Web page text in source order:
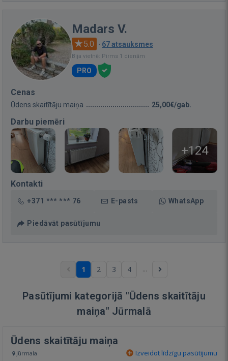
Madars V.
5.0 · 67 atsauksmes
Bija vietnē: Pirms 1 dienām
PRO
Cenas
Ūdens skaitītāju maiņa 25,00€/gab.
Darbu piemēri
+124
Kontakti
+371 *** *** 76 E-pasts WhatsApp
Piedāvāt pasūtījumu
1 2 3 4 ...
Pasūtījumi kategorijā "Ūdens skaitītāju
maiņa" Jūrmalā
Ūdens skaitītāju maiņa
Jūrmala Izveidot līdzīgu pasūtījumu